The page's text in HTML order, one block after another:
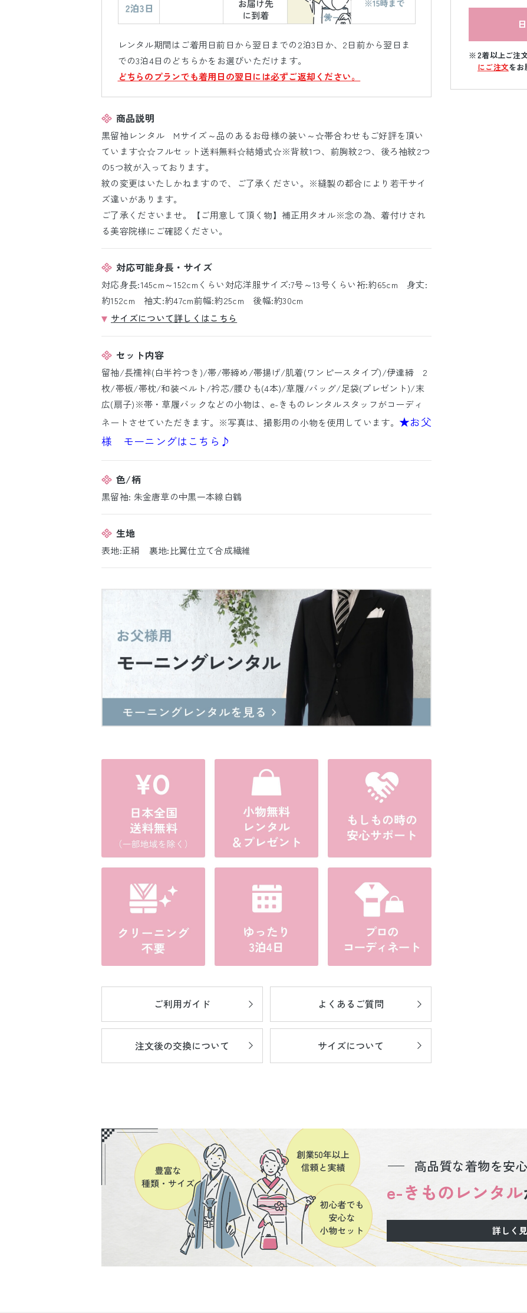
2着以上ご注
にご注文をお
レンタル期間はご着用日前日から翌日までの2泊3日か、2日前から翌日ま
での3泊4日のどちらかをお選びいただけます。
どちらのプランでも着用日の翌日には必ずご返却ください。
商品説明
黒留袖レンタル Mサイズ～品のあるお母様の装い～☆帯合わせもご好評を頂い
ています☆☆フルセット送料無料☆結婚式☆※背紋1つ、前胸紋2つ、後ろ袖紋2つ
の5つ紋が入っております。
紋の変更はいたしかねますので、ご了承ください。※縫製の都合により若干サイ
ズ違いがあります。
ご了承くださいませ。【ご用意して頂く物】補正用タオル※念の為、着付けされ
る美容院様にご確認ください。
対応可能身長・サイズ
対応身長:145cm～152cmくらい対応洋服サイズ:7号～13号くらい裄:約65cm 身丈:
約152cm 袖丈:約47cm前幅:約25cm 後幅:約30cm
サイズについて詳しくはこちら
セット内容
留袖/長襦袢(白半衿つき)/帯/帯締め/帯揚げ/肌着(ワンピースタイプ)/伊達締 2
枚/帯板/帯枕/和装ベルト/衿芯/腰ひも(4本)/草履/バッグ/足袋(プレゼント)/末
広(扇子)※帯・草履バックなどの小物は、e-きものレンタルスタッフがコーディ
ネートさせていただきます。※写真は、撮影用の小物を使用しています。 ★お父
様 モーニングはこちら♪
色/柄
黒留袖: 朱金唐草の中黒一本線白鶴
生地
表地:正絹 裏地:比翼仕立て合成繊維
ご利用ガイド よくあるご質問
注文後の交換について サイズについて
高品質な着物を安
e-きものレンタル
詳しく